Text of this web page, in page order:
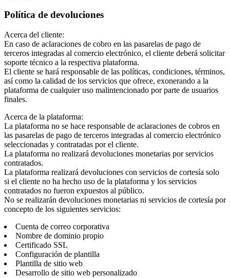
Política de devoluciones
Acerca del cliente:
En caso de aclaraciones de cobro en las pasarelas de pago de
terceros integradas al comercio electrónico, el cliente deberá solicitar
soporte técnico a la respectiva plataforma.
El cliente se hará responsable de las políticas, condiciones, términos,
así como la calidad de los servicios que ofrece, exonerando a la
plataforma de cualquier uso malintencionado por parte de usuarios
finales.
Acerca de la plataforma:
La plataforma no se hace responsable de aclaraciones de cobros en
las pasarelas de pago de terceros integradas al comercio electrónico
seleccionadas y contratadas por el cliente.
La plataforma no realizará devoluciones monetarias por servicios
contratados.
La plataforma realizará devoluciones con servicios de cortesía solo
si el cliente no ha hecho uso de la plataforma y los servicios
contratados no fueron expuestos al público.
No se realizarán devoluciones monetarias ni servicios de cortesía por
concepto de los siguientes servicios:
Cuenta de correo corporativa
Nombre de dominio propio
Certificado SSL
Configuración de plantilla
Plantilla de sitio web
Desarrollo de sitio web personalizado